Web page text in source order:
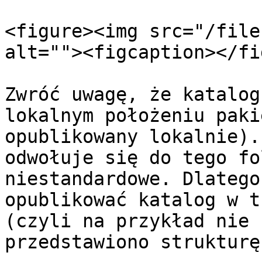
<figure><img src="/
alt=""><figcaption></
Zwróć uwagę, że
lokalnym położeniu
opublikowany lokalnie).
odwołuje się do tego
niestandardowe.
opublikować katalog w
(czyli na przykład
przedstawiono